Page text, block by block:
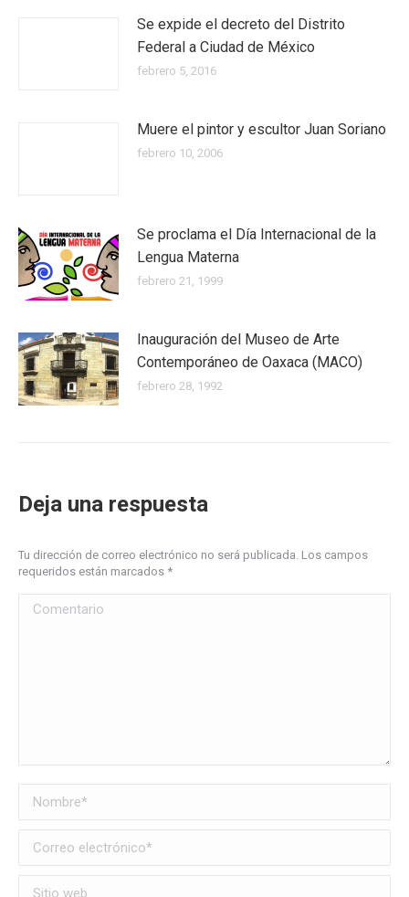
Se expide el decreto del Distrito
Federal a Ciudad de México
febrero 5, 2016
Muere el pintor y escultor Juan Soriano
febrero 10, 2006
Se proclama el Día Internacional de la
Lengua Materna
febrero 21, 1999
Inauguración del Museo de Arte
Contemporáneo de Oaxaca (MACO)
febrero 28, 1992
Deja una respuesta
Tu dirección de correo electrónico no será publicada. Los campos
requeridos están marcados *
Comentario
Nombre *
Correo electrónico *
Sitio web